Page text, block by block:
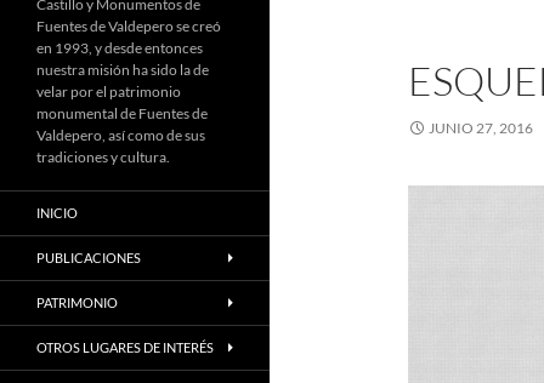
JUNIO 27, 2016
Castillo y Monumentos de
Fuentes de Valdepero se creó
en 1993, y desde entonces
nuestra misión ha sido la de
velar por el patrimonio
monumental de Fuentes de
Valdepero, así como de sus
tradiciones y cultura.
INICIO
PUBLICACIONES
PATRIMONIO
OTROS LUGARES DE INTERÉS